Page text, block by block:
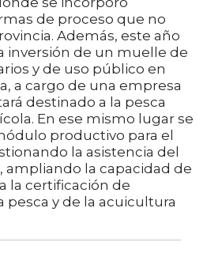
de proceso que no
Además, este año
inversión de un muelle de
y de uso público en
a cargo de una empresa
destinado a la pesca
En ese mismo lugar se
productivo para el
la asistencia del
ampliando la capacidad de
la certificación de
pesca y de la acuicultura